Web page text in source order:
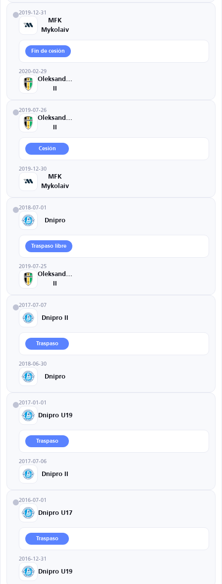
2019-12-31
MFK
Mykolaiv
Fin de cesión
2020-02-29
Oleksandriya
2019-07-26
Oleksandriya
Cesión
2019-12-30
MFK
Mykolaiv
2018-07-01
Dnipro
Traspaso libre
2019-07-25
Oleksandriya
2017-07-07
Dnipro II
Traspaso
2018-06-30
Dnipro
2017-01-01
Dnipro U19
Traspaso
2017-07-06
Dnipro II
2016-07-01
Dnipro U17
Traspaso
2016-12-31
Dnipro U19